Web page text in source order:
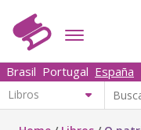
Brasil Portugal España